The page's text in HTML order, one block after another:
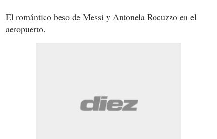
El romántico beso de Messi y Antonela Rocuzzo en el
aeropuerto.